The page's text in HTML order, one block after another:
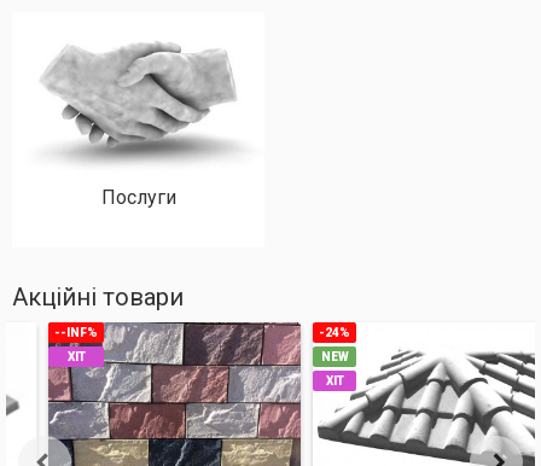
Послуги
Акційні товари
--INF%
-24%
NEW
ХІТ